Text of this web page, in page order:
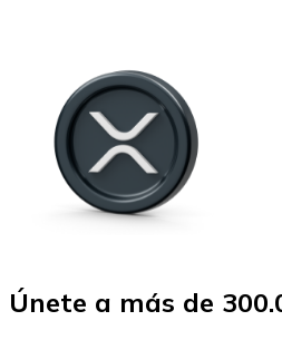
Únete a más de